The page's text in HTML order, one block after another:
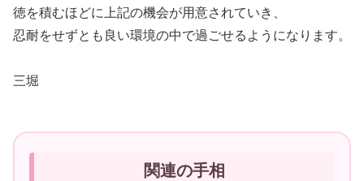
徳を積むほどに上記の機会が用意されていき、
忍耐をせずとも良い環境の中で過ごせるようになります。
三堀
関連の手相